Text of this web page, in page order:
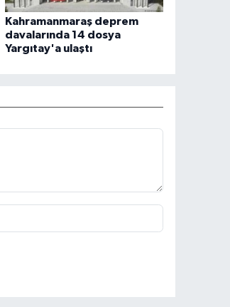
Kahramanmaraş deprem
davalarında 14 dosya
Yargıtay'a ulaştı